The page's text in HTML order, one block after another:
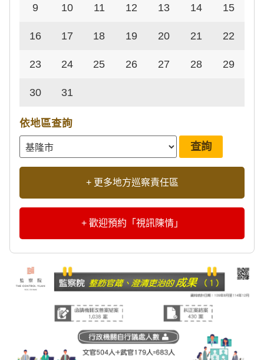
9 10 11 12 13 14 15
16 17 18 19 20 21 22
23 24 25 26 27 28 29
30 31
依地區查詢
+ 更多地方巡察責任區
+ 歡迎預約「視訊陳情」